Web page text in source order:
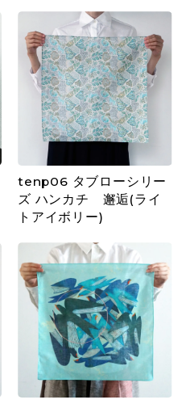
tenp06 タブローシリー
ズ ハンカチ 邂逅(ライ
トアイボリー)